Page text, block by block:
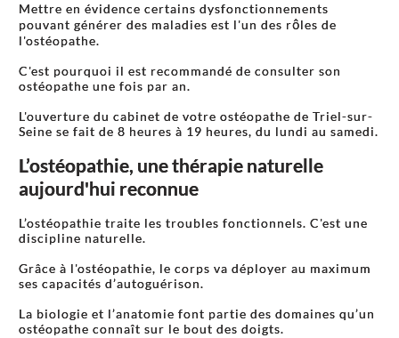
Mettre en évidence certains dysfonctionnements
pouvant générer des maladies est l'un des rôles de
l'ostéopathe.
C'est pourquoi il est recommandé de consulter son
ostéopathe une fois par an.
L'ouverture du cabinet de votre ostéopathe de Triel-sur-
Seine se fait de 8 heures à 19 heures, du lundi au samedi.
L’ostéopathie, une thérapie naturelle
aujourd'hui reconnue
L’ostéopathie traite les troubles fonctionnels. C'est une
discipline naturelle.
Grâce à l'ostéopathie, le corps va déployer au maximum
ses capacités d’autoguérison.
La biologie et l’anatomie font partie des domaines qu’un
ostéopathe connaît sur le bout des doigts.